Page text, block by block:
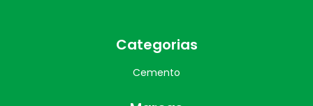
Categorias
Cemento